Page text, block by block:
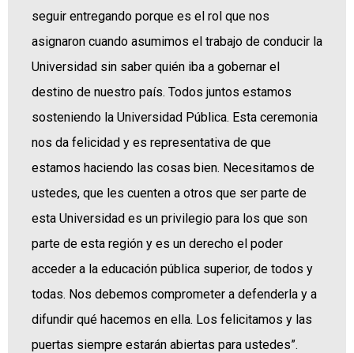
seguir entregando porque es el rol que nos
asignaron cuando asumimos el trabajo de conducir la
Universidad sin saber quién iba a gobernar el
destino de nuestro país. Todos juntos estamos
sosteniendo la Universidad Pública. Esta ceremonia
nos da felicidad y es representativa de que
estamos haciendo las cosas bien. Necesitamos de
ustedes, que les cuenten a otros que ser parte de
esta Universidad es un privilegio para los que son
parte de esta región y es un derecho el poder
acceder a la educación pública superior, de todos y
todas. Nos debemos comprometer a defenderla y a
difundir qué hacemos en ella. Los felicitamos y las
puertas siempre estarán abiertas para ustedes”.